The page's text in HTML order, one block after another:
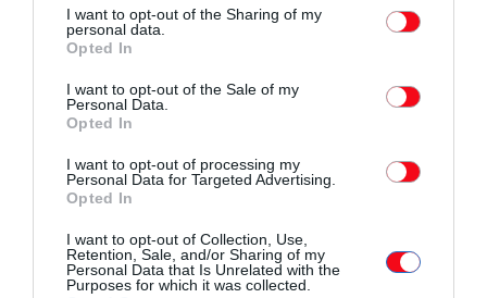
I want to opt-out of the Sharing of my
personal data.
Opted In
I want to opt-out of the Sale of my
Personal Data.
Opted In
I want to opt-out of processing my
Personal Data for Targeted Advertising.
Opted In
I want to opt-out of Collection, Use,
Retention, Sale, and/or Sharing of my
Personal Data that Is Unrelated with the
Purposes for which it was collected.
φορέα υλοποίησης την EnEarth, θυγατρική της Energean.
Εκεί, εκπρόσωποι της εταιρείας, ενημέρωσαν την Επιτροπή
πρότυπα ασφαλείας που εφαρμόζονται στις εγκαταστάσεις
παραγωγής υδρογονανθράκων –υπό τη θεσμική εποπτεία
της ΕΔΕΥΕΠ ως Αρμόδιας Αρχής για την ασφάλεια στις
υπεράκτιες εργασίες έρευνας και εκμετάλλευσης
μέτρα που ακολουθούνται, βάσει βέλτιστων διεθνών
πρακτικών, καθώς και ευρωπαϊκών και εθνικών